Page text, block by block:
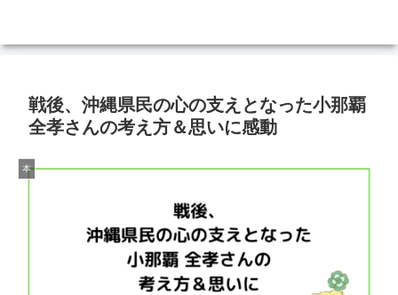
戦後、沖縄県民の心の支えとなった小那覇
全孝さんの考え方＆思いに感動
本